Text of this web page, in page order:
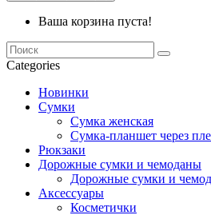
Ваша корзина пуста!
Categories
Новинки
Сумки
Сумка женская
Сумка-планшет через
Рюкзаки
Дорожные сумки и чемоданы
Дорожные сумки и
Аксессуары
Косметички